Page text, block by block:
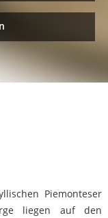
Piemonteser
liegen auf den